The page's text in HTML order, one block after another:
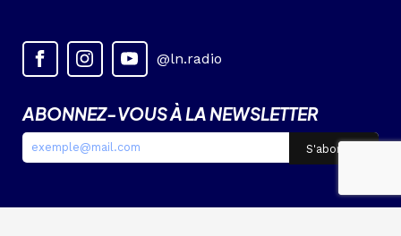
@ln.radio
ABONNEZ-VOUS À LA NEWSLETTER